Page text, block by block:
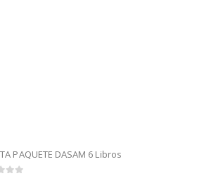
PAQUETE DASAM 6 Libros